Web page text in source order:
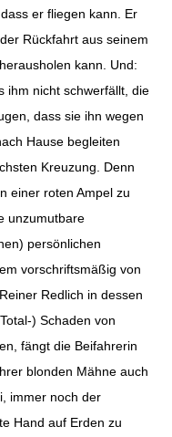
er fliegen kann. Er
Rückfahrt aus seinem
kann. Und:
ihm nicht schwerfällt, die
dass sie ihn wegen
Hause begleiten
Kreuzung. Denn
einer roten Ampel zu
unzumutbare
persönlichen
vorschriftsmäßig von
Redlich in dessen
) Schaden von
fängt die Beifahrerin
blonden Mähne auch
immer noch der
Hand auf Erden zu